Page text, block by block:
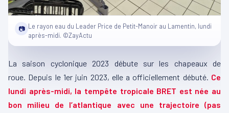
📷 Le rayon eau du Leader Price de Petit-Manoir au Lamentin, lundi
après-midi. ©ZayActu
La saison cyclonique 2023 débutesur les chapeaux de
roue. Depuis le 1er juin 2023, elle a officiellement débuté. Ce
lundi après-midi, la tempête tropicale BRET est née au
bon milieu de l’atlantique avec une trajectoire(pas